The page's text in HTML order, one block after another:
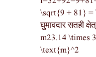
\sqrt{9 + 81} =
घुमावदार सतही
m23.14 \times
\text{m}^2